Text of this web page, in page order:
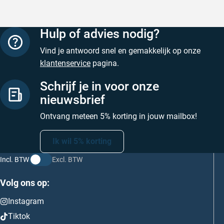
Hulp of advies nodig?
Vind je antwoord snel en gemakkelijk op onze
klantenservice pagina.
Schrijf je in voor onze
nieuwsbrief
Ontvang meteen 5% korting in jouw mailbox!
Ik wil 5% korting
Incl. BTW Excl. BTW
Volg ons op:
Instagram
Tiktok